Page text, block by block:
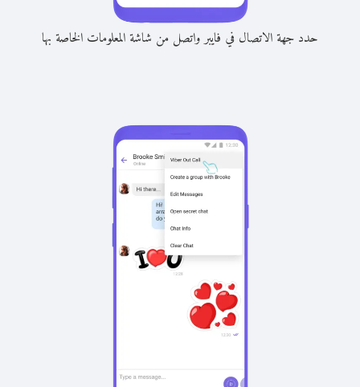
حدد جهة الاتصال في فايبر واتصل من شاشة المعلومات الخاصة بها